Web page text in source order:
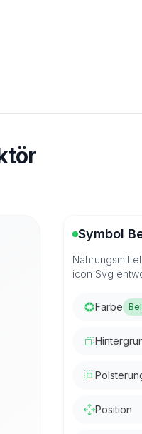
Symbol
icon Svg
Farbe
Position